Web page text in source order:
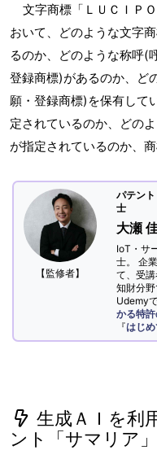
文字商標「ＬＵＣＩＰ
おいて、どのような文字
るのか、どのような称呼(
登録商標)があるのか、ど
願・登録商標)を保有して
定されているのか、どの
が指定されているのか、
【監修者】
パテン
士
大瀬
IoT・サ
士。 企
て、受
知財分野
Udemy
かる特
『はじ
生成ＡＩを利
ント「サマリア」